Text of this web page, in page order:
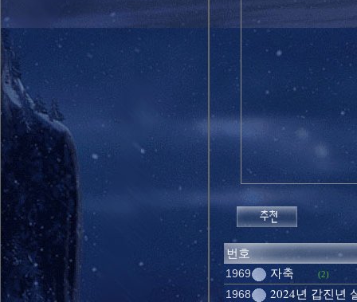
번호
1969 자축 (2)
1968 2024년 갑진년